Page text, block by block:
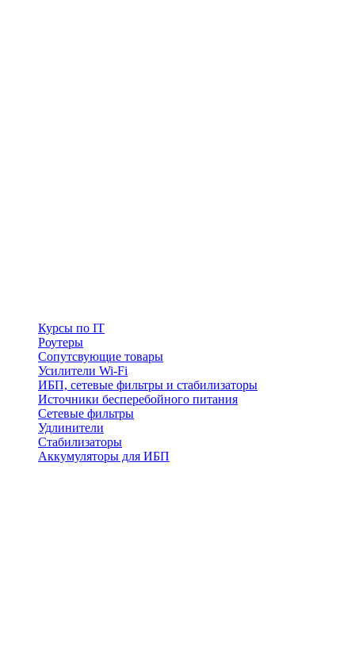
Курсы по IT
Роутеры
Сопутсвующие товары
Усилители Wi-Fi
ИБП, сетевые фильтры и стабилизаторы
Источники бесперебойного питания
Сетевые фильтры
Удлинители
Стабилизаторы
Аккумуляторы для ИБП